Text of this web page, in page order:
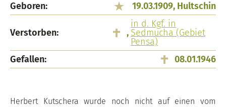
Geboren: 19.03.1909, Hultschin
Verstorben: ,
in d. Kgf. in
Sedmucha (Gebiet
Pensa)
Gefallen:
08.01.1946
Herbert Kutschera wurde noch nicht auf einen vom